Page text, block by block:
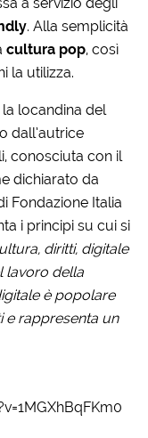
. Alla semplicità
cultura pop, così
la utilizza.
locandina del
dall’autrice
conosciuta con il
dichiarato da
Fondazione Italia
i principi su cui si
diritti, digitale
lavoro della
è popolare
e rappresenta un